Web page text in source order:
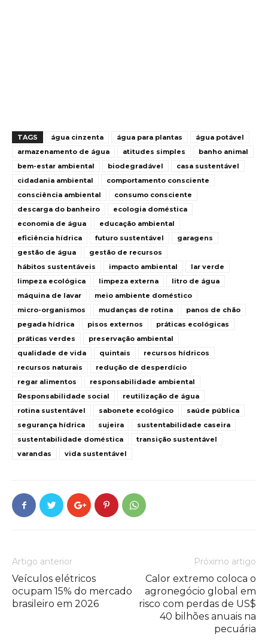
TAGS água cinzenta água para plantas
água potável
armazenamento de água
atitudes simples
banho animal
bem-estar ambiental
biodegradável
casa sustentável
cidadania ambiental
comportamento consciente
consciência ambiental
consumo consciente
descarga do banheiro
ecologia doméstica
economia de água
educação ambiental
eficiência hídrica
futuro sustentável
garagens
gestão de água
gestão de recursos
hábitos sustentáveis
impacto ambiental
lar verde
limpeza ecológica
limpeza externa
litro de água
máquina de lavar
meio ambiente doméstico
micro-organismos
mudanças de rotina
panos de chão
pegada hídrica
pisos externos
práticas ecológicas
práticas verdes
preservação ambiental
qualidade de vida
quintais
recursos hídricos
recursos naturais
redução de desperdício
regar alimentos
responsabilidade ambiental
Responsabilidade social
reutilização de água
rotina sustentável
sabonete ecológico
saúde pública
segurança hídrica
sujeira
sustentabilidade caseira
sustentabilidade doméstica
transição sustentável
varandas
vida sustentável
Artigo anterior
Veículos elétricos
ocupam 15% do mercado
brasileiro em 2026
Próximo artigo
Calor extremo coloca o
agronegócio global em
risco com perdas de US$
40 bilhões anuais na
pecuária